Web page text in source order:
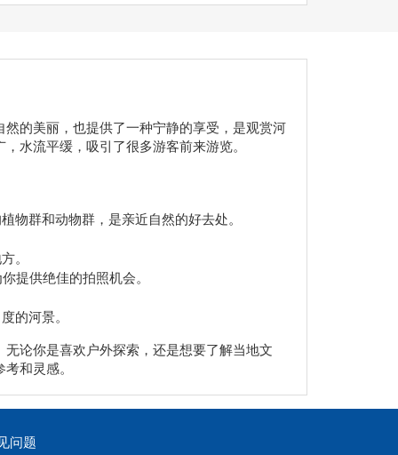
的美丽，也提供了一种宁静的享受，是观赏河
水流平缓，吸引了很多游客前来游览。
物群和动物群，是亲近自然的好去处。
。
提供绝佳的拍照机会。
的河景。
论你是喜欢户外探索，还是想要了解当地文
和灵感。
问题